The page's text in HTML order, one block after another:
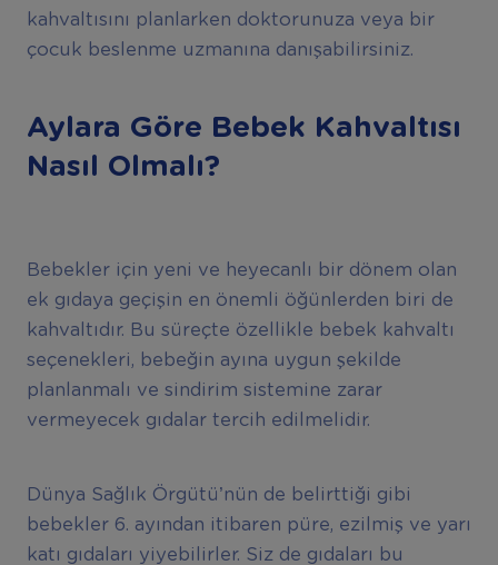
kahvaltısını planlarken doktorunuza veya bir
çocuk beslenme uzmanına danışabilirsiniz.
Aylara Göre Bebek Kahvaltısı
Nası l Olmal ı?
Bebekler için yeni ve heyecanlı bir dönem olan
ek gıdaya geçişin en önemli öğünlerden biri de
kahvaltıdır. Bu süreçte özellikle bebek kahvaltı
seçenekleri, bebeğin ayına uygun şekilde
planlanmalı ve sindirim sistemine zarar
vermeyecek gıdalar tercih edilmelidir.
Dünya Sağlık Örgütü’nün de belirttiği gibi
bebekler 6. ayından itibaren püre, ezilmiş ve yarı
katı gıdaları yiyebilirler. Siz de gıdaları bu